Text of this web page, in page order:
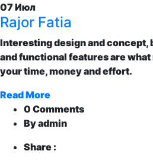
07Июл
Rajor Fatia
Interesting design and
and functional features are
your time, money and effort.
Read More
0 Comments
By admin
Share :